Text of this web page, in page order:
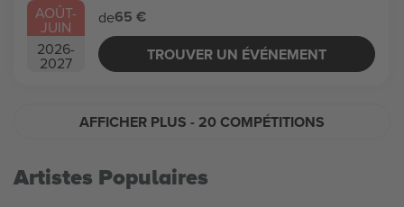
AOÛT-
JUIN
2026-
2027
de65 €
TROUVER UN ÉVÉNEMENT
AFFICHER PLUS - 20 COMPÉTITIONS
Artistes Populaires